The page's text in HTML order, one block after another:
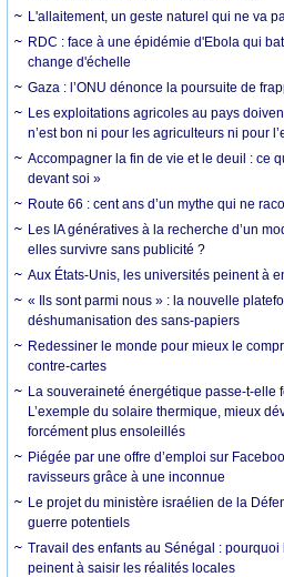
L'allaitement, un geste naturel qui ne va
RDC : face à une épidémie d'Ebola qui
change d'échelle
Gaza : l’ONU dénonce la poursuite de
Les exploitations agricoles au pays
n’est bon ni pour les agriculteurs ni pour
Accompagner la fin de vie et le deuil : ce
devant soi »
Route 66 : cent ans d’un mythe qui ne
Les IA génératives à la recherche d’un
elles survivre sans publicité ?
Aux États-Unis, les universités peinent à
« Ils sont parmi nous » : la nouvelle
déshumanisation des sans-papiers
Redessiner le monde pour mieux le
contre-cartes
La souveraineté énergétique passe-t-elle
L’exemple du solaire thermique, mieux
forcément plus ensoleillés
Piégée par une offre d’emploi sur
ravisseurs grâce à une inconnue
Le projet du ministère israélien de la
guerre potentiels
Travail des enfants au Sénégal :
peinent à saisir les réalités locales